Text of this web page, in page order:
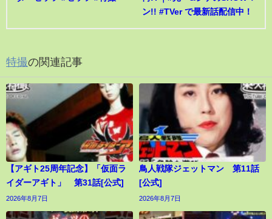
ン!! #TVer で最新話配信中！
特撮の関連記事
【アギト25周年記念】「仮面ラ
イダーアギト」 第31話[公式]
2026年8月7日
鳥人戦隊ジェットマン 第11話
[公式]
2026年8月7日